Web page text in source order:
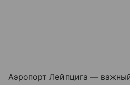
Аэропорт Лейпцига —